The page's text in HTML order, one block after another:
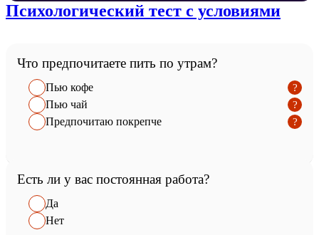
Психологический тест с условиями
Что предпочитаете пить по утрам?
Пью кофе
Пью чай
Предпочитаю покрепче
Есть ли у вас постоянная работа?
Да
Нет